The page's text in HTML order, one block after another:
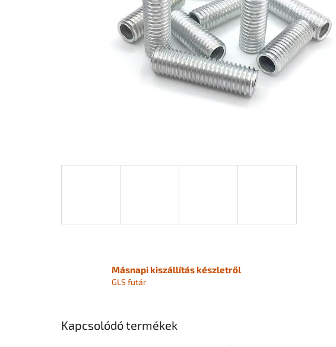
Másnapi kiszállítás készletről
GLS futár
Kapcsolódó termékek